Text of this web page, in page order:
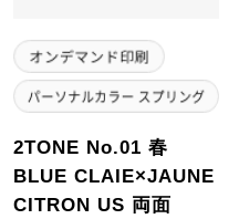
2TONE No.01 春
BLUE CLAIE×JAUNE
CITRON US 両面